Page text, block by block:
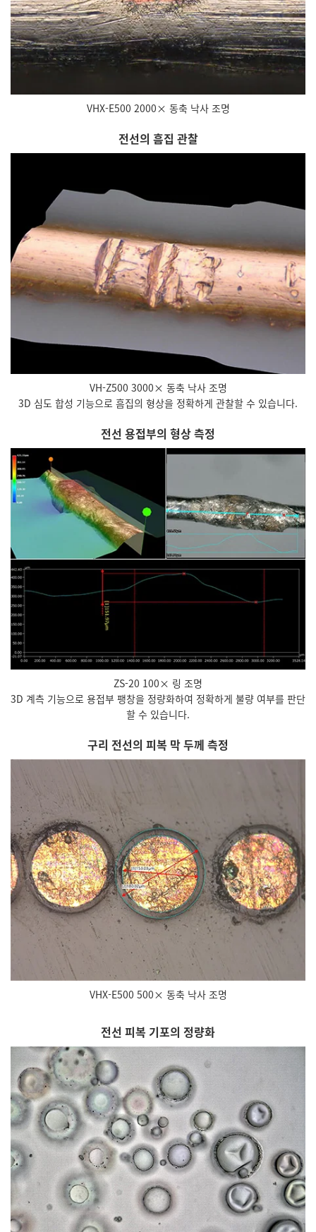
VHX-E500 2000× 동축 낙사 조명
전선의 흠집 관찰
VH-Z500 3000× 동축 낙사 조명
3D 심도 합성 기능으로 흠집의 형상을 정확하게 관찰할 수 있습니다.
전선 용접부의 형상 측정
ZS-20 100× 링 조명
3D 계측 기능으로 용접부 팽창을 정량화하여 정확하게 불량 여부를 판단
할 수 있습니다.
구리 전선의 피복 막 두께 측정
VHX-E500 500× 동축 낙사 조명
전선 피복 기포의 정량화